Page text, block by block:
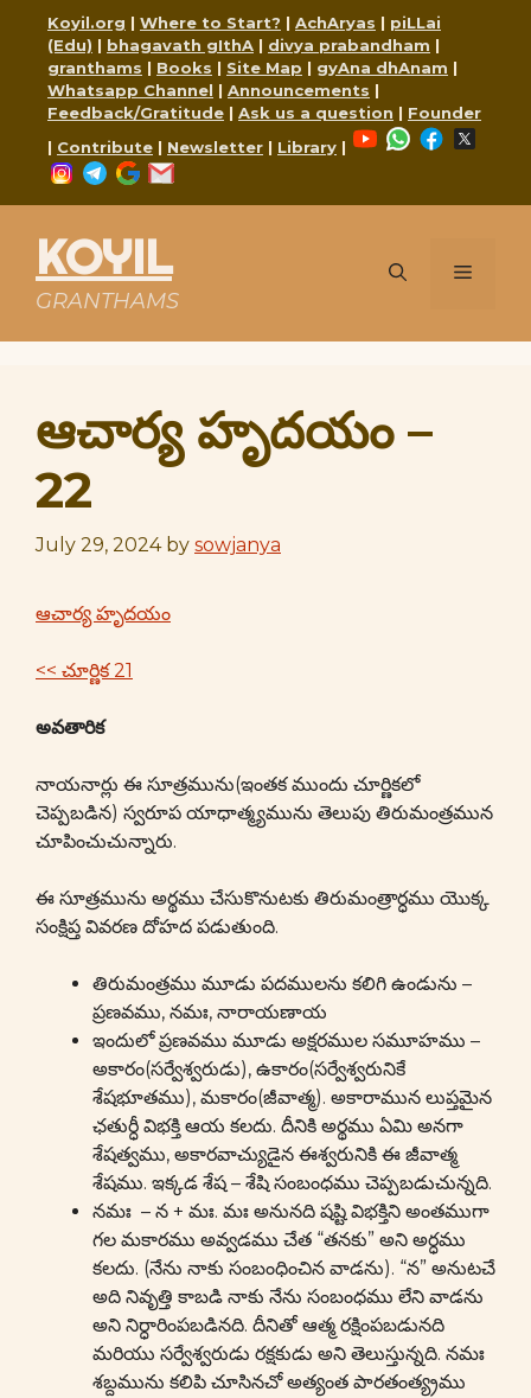
content
Koyil.org | Where to Start? | AchAryas | piLLai
(Edu) | bhagavath gIthA | divya prabandham |
granthams | Books | Site Map | gyAna dhAnam |
Whatsapp Channel | Announcements |
Feedback/Gratitude | Ask us a question | Founder
| Contribute | Newsletter | Library |
YouTubeWhatsApp
Facebook
Instagram
Telegram
Google
KOYIL
GRANTHAMS
Menu
ఆచార్య హృదయం –
22
July 29, 2024 by sowjanya
ఆచార్య హృదయం
<< చూర్ణిక 21
అవతారిక
నాయనార్లు ఈ సూత్రమును(ఇంతక ముందు చూర్ణికలో
చెప్పబడిన) స్వరూప యాధాత్మ్యమును తెలుపు తిరుమంత్రమున
చూపించుచున్నారు.
ఈ సూత్రమును అర్థము చేసుకొనుటకు తిరుమంత్రార్ధము యొక్క
సంక్షిప్త వివరణ దోహద పడుతుంది.
తిరుమంత్రము మూడు పదములను కలిగి ఉండును –
ప్రణవము, నమః, నారాయణాయ
ఇందులో ప్రణవము మూడు అక్షరముల సమూహము –
అకారం(సర్వేశ్వరుడు), ఉకారం(సర్వేశ్వరునికే
శేషభూతము), మకారం(జీవాత్మ). అకారామున లుప్తమైన
ఛతుర్ధీ విభక్తి ఆయ కలదు. దీనికి అర్థము ఏమి అనగా
శేషత్వము, అకారవాచ్యుడైన ఈశ్వరునికి ఈ జీవాత్మ
శేషము. ఇక్కడ శేష – శేషి సంబంధము చెప్పబడుచున్నది.
నమః – న + మః. మః అనునది షష్టి విభక్తిని అంతముగా
గల మకారము అవ్వడము చేత “తనకు” అని అర్ధము
కలదు. (నేను నాకు సంబంధించిన వాడను). “న” అనుటచే
అది నివృత్తి కాబడి నాకు నేను సంబంధము లేని వాడను
అని నిర్ధారింపబడినది. దీనితో ఆత్మ రక్షింపబడునది
మరియు సర్వేశ్వరుడు రక్షకుడు అని తెలుస్తున్నది. నమః
శబ్దమును కలిపి చూసినచో అత్యంత పారతంత్య్రము